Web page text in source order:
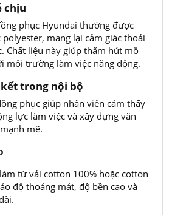
chịu
phục Hyundai thường được
mang lại cảm giác thoải
Chất liệu này giúp thấm hút mồ
môi trường làm việc năng động.
trong nội bộ
phục giúp nhân viên cảm thấy
lực làm việc và xây dựng văn
mẽ.
từ vải cotton 100% hoặc cotton
độ thoáng mát, độ bền cao và